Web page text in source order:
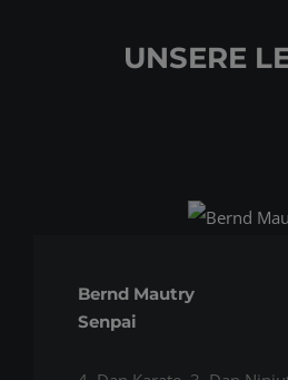
UNSERE
Bernd Mautry
Senpai